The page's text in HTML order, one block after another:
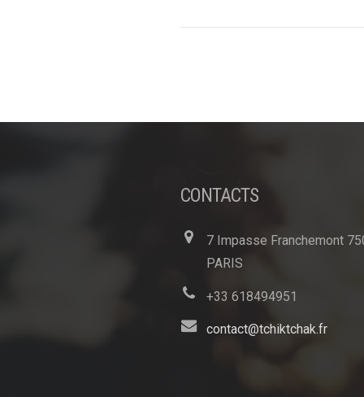
CONTACTS
7 Impasse Franchemont
PARIS
+33 618494951
contact@tchiktchak.fr